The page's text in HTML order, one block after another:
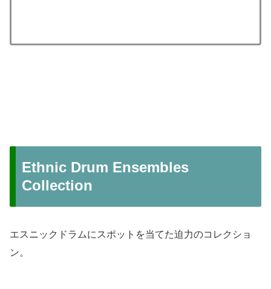
Ethnic Drum Ensembles
Collection
エスニックドラムにスポットを当てた迫力のコレクショ
ン。